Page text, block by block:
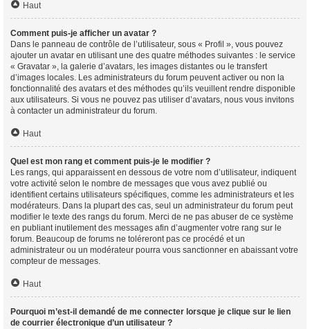
Haut
Comment puis-je afficher un avatar ?
Dans le panneau de contrôle de l’utilisateur, sous « Profil », vous pouvez
ajouter un avatar en utilisant une des quatre méthodes suivantes : le service
« Gravatar », la galerie d’avatars, les images distantes ou le transfert
d’images locales. Les administrateurs du forum peuvent activer ou non la
fonctionnalité des avatars et des méthodes qu’ils veuillent rendre disponible
aux utilisateurs. Si vous ne pouvez pas utiliser d’avatars, nous vous invitons
à contacter un administrateur du forum.
Haut
Quel est mon rang et comment puis-je le modifier ?
Les rangs, qui apparaissent en dessous de votre nom d’utilisateur, indiquent
votre activité selon le nombre de messages que vous avez publié ou
identifient certains utilisateurs spécifiques, comme les administrateurs et les
modérateurs. Dans la plupart des cas, seul un administrateur du forum peut
modifier le texte des rangs du forum. Merci de ne pas abuser de ce système
en publiant inutilement des messages afin d’augmenter votre rang sur le
forum. Beaucoup de forums ne toléreront pas ce procédé et un
administrateur ou un modérateur pourra vous sanctionner en abaissant votre
compteur de messages.
Haut
Pourquoi m’est-il demandé de me connecter lorsque je clique sur le lien
de courrier électronique d’un utilisateur ?